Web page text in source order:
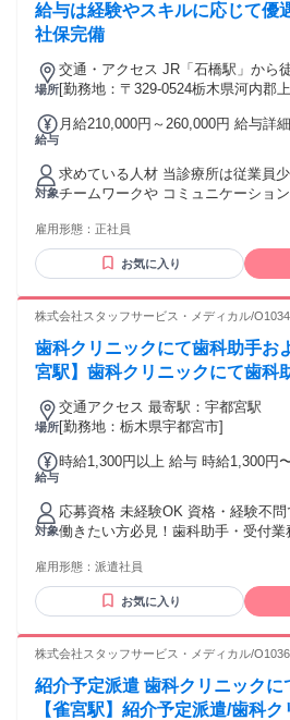
給与は経験やスキルに応じて優
社保完備
場所
交通・アクセス JR「石橋駅」から
[勤務地：〒329-0524栃木県河内郡
給与
月給210,000円～260,000円 給与詳
定残業代：あり 1ヶ月あたり1万円
たり6時間） 固定残業時間を超えた
業代を支給する 【一律手当】 全員に一律で支払われる通勤・
皆勤・家族手当金額：なし 全員に
225,000円） ・固定残業代（
一律手当（詳細）】 ・職務手当（
当】 ・皆勤手当（5,000円／月）
手当 実費支給（上限あり・1万円／月） ※残業手当
給
対象
求めている人材 当診療所は従業員
チームワークや コミュニケーショ
どん 収入UPを目指せる職場環境で
機応変さが大切です。 柔軟な対応力
齢の条件と理由：あり（36歳以下
雇用形態： 正社員
お気に入り
株式会社スタッフサービス・メディカル/
歯科クリニックにて歯科助手お
宮駅】歯科クリニックにて歯科
場所
交通アクセス 最寄駅：宇都宮駅
[勤務地：栃木県宇都宮市]
給与
時給1,300円以上 給与 時給1,300円〜 想定年収：2775000
対象
応募資格 未経験OK 資格・経験不
働きたい方必見！歯科助手・受付
せん☆ ＜下記いずれかに当てはまる方歓迎です＞ ・年配の方
と接するのが好き ・手に職つけて
る ・資格が取れる仕事がしたい ・
ルパー２級） 実務者研修（ヘルパ
雇用形態： 派遣社員
お気に入り
株式会社スタッフサービス・メディカル/
紹介予定派遣 歯科クリニックに
【雀宮駅】紹介予定派遣/歯科